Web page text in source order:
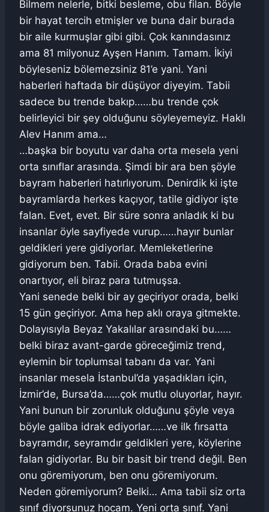
Bilmem nelerle, bitki besleme, obu filan. Böyle
bir hayat tercih etmişler ve buna dair burada
bir aile kurmuşlar gibi gibi. Çok kanındasınız
ama 81 milyonuz Ayşen Hanım. Tamam. İkiyi
böyleseniz bölemezsiniz 81’e yani. Yani
haberleri haftada bir düşüyor diyeyim. Tabii
sadece bu trende bakıp……bu trende çok
belirleyici bir şey olduğunu söyleyemeyiz. Haklı
Alev Hanım ama…
…başka bir boyutu var daha orta mesela yeni
orta sınıflar arasında. Şimdi bir ara ben şöyle
bayram haberleri hatırlıyorum. Denirdik ki işte
bayramlarda herkes kaçıyor, tatile gidiyor işte
falan. Evet, evet. Bir süre sonra anladık ki bu
insanlar öyle sayfiyede vurup……hayır bunlar
geldikleri yere gidiyorlar. Memleketlerine
gidiyorum ben. Tabii. Orada baba evini
onartıyor, eli biraz para tutmuşsa.
Yani senede belki bir ay geçiriyor orada, belki
15 gün geçiriyor. Ama hep aklı oraya gitmekte.
Dolayısıyla Beyaz Yakalılar arasındaki bu……
belki biraz avant-garde göreceğimiz trend,
eylemin bir toplumsal tabanı da var. Yani
insanlar mesela İstanbul’da yaşadıkları için,
İzmir’de, Bursa’da……çok mutlu oluyorlar, hayır.
Yani bunun bir zorunluk olduğunu şöyle veya
böyle galiba idrak ediyorlar……ve ilk fırsatta
bayramdır, seyramdır geldikleri yere, köylerine
falan gidiyorlar. Bu bir basit bir trend değil. Ben
onu göremiyorum, ben onu göremiyorum.
Neden göremiyorum? Belki… Ama tabii siz orta
sınıf diyorsunuz hocam. Yeni orta sınıf. Yani